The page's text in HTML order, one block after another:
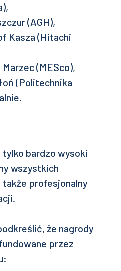
(AGH),
Kasza (Hitachi
(MESco),
(Politechnika
bardzo wysoki
wszystkich
także profesjonalny
że nagrody
przez